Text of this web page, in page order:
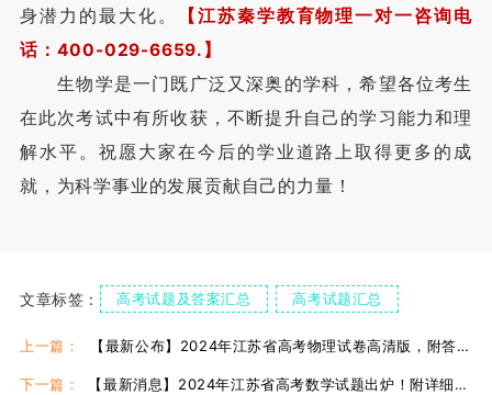
身潜力的最大化。
【江苏秦学教育物理一对一咨询电
话：400-029-6659.】
生物学是一门既广泛又深奥的学科，希望各位考生
在此次考试中有所收获，不断提升自己的学习能力和理
解水平。祝愿大家在今后的学业道路上取得更多的成
就，为科学事业的发展贡献自己的力量！
文章标签： 高考试题及答案汇总 高考试题汇总
高考资讯
上一篇： 【最新公布】2024年江苏省高考物理试卷高清版，附答案解析！
下一篇： 【最新消息】2024年江苏省高考数学试题出炉！附详细答案解析！